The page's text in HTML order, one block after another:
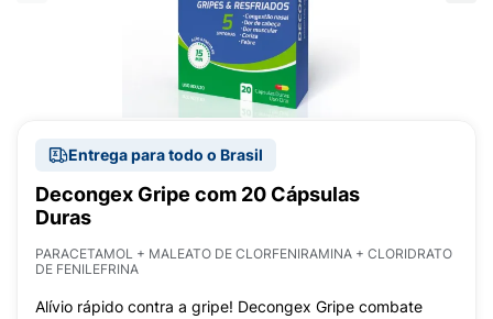
Entrega para todo o Brasil
Decongex Gripe com 20 Cápsulas
Duras
PARACETAMOL + MALEATO DE CLORFENIRAMINA + CLORIDRATO
DE FENILEFRINA
Alívio rápido contra a gripe! Decongex Gripe combate